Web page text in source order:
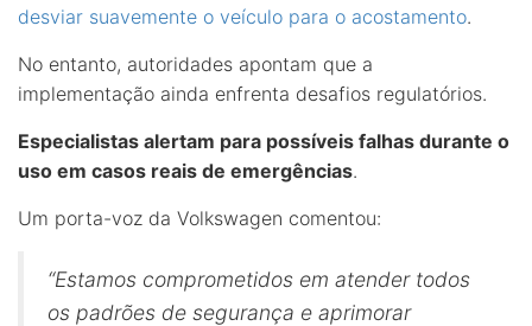
desviar suavemente o veículo para o acostamento.
No entanto, autoridades apontam que a
implementação ainda enfrenta desafios regulatórios.
Especialistas alertam para possíveis falhas durante o
uso em casos reais de emergências.
Um porta-voz da Volkswagen comentou:
“Estamos comprometidos em atender todos
os padrões de segurança e aprimorar